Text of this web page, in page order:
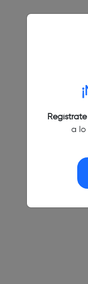
a lo